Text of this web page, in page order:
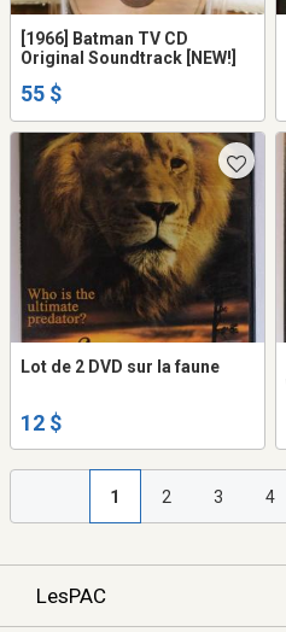
[1966] Batman TV CD
Original Soundtrack [NEW!]
55 $
Lot de 2 DVD sur la faune
12 $
1 2 3 4
LesPAC